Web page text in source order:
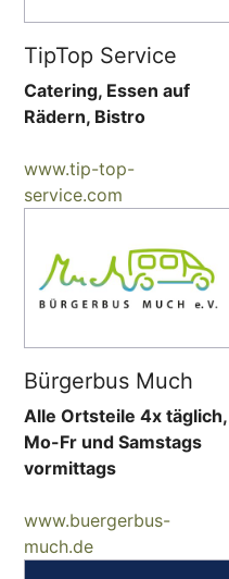
TipTop Service
Catering, Essen auf
Rädern, Bistro
www.tip-top-
service.com
Bürgerbus Much
Alle Ortsteile 4x täglich,
Mo-Fr und Samstags
vormittags
www.buergerbus-
much.de